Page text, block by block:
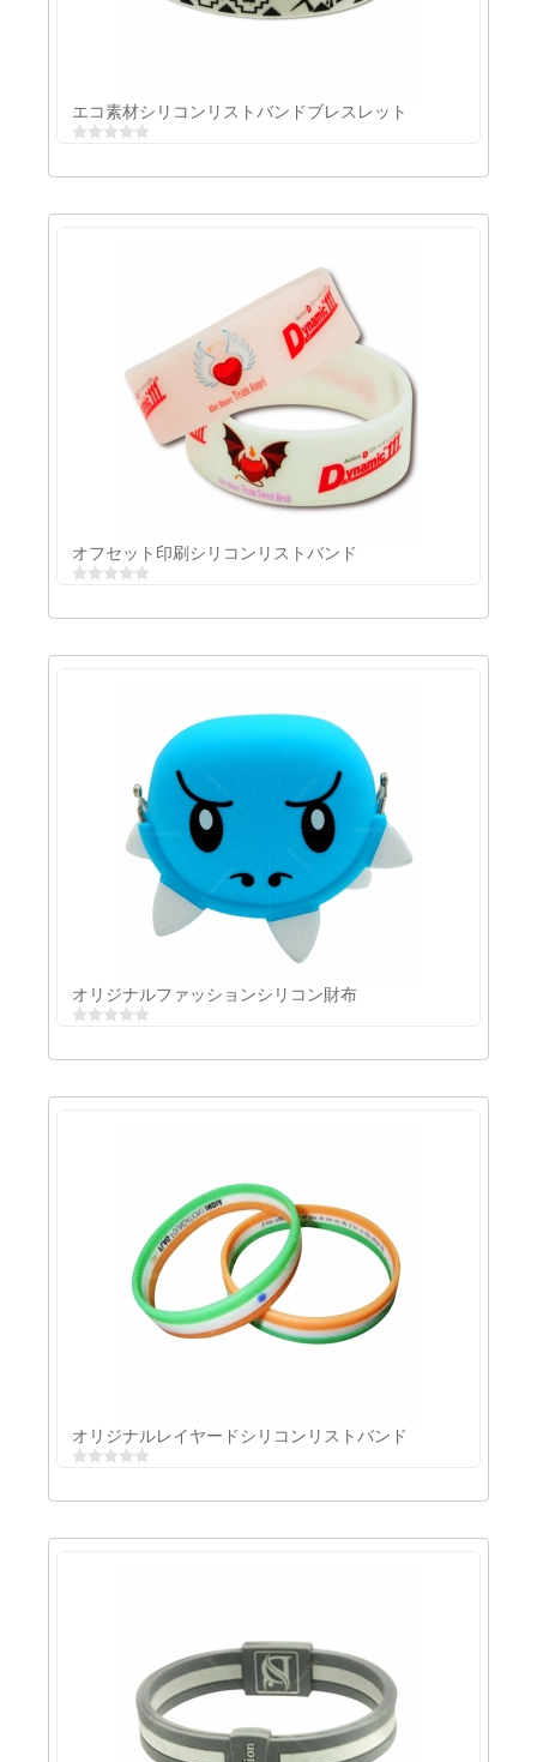
インプリントシリコンリストバンド
エコ素材シリコンリストバンドブレスレット
エコ素材シリコンリストバンドブレスレット
オフセット印刷シリコンリストバンド
オフセット印刷シリコンリストバンド
オリジナルファッションシリコン財布
オリジナルファッションシリコン財布
オリジナルレイヤードシリコンリストバンド